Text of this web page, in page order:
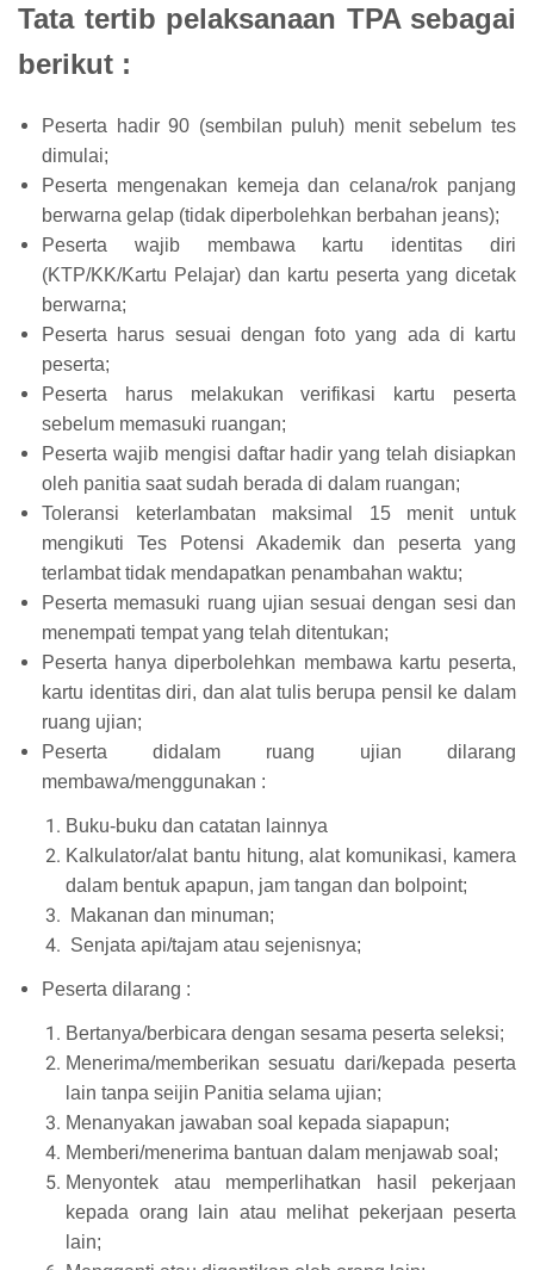
Tata tertib pelaksanaan TPA sebagai
berikut :
Peserta hadir 90 (sembilan puluh) menit sebelum tes
dimulai;
Peserta mengenakan kemeja dan celana/rok panjang
berwarna gelap (tidak diperbolehkan berbahan jeans);
Peserta wajib membawa kartu identitas diri
(KTP/KK/Kartu Pelajar) dan kartu peserta yang dicetak
berwarna;
Peserta harus sesuai dengan foto yang ada di kartu
peserta;
Peserta harus melakukan verifikasi kartu peserta
sebelum memasuki ruangan;
Peserta wajib mengisi daftar hadir yang telah disiapkan
oleh panitia saat sudah berada di dalam ruangan;
Toleransi keterlambatan maksimal 15 menit untuk
mengikuti Tes Potensi Akademik dan peserta yang
terlambat tidak mendapatkan penambahan waktu;
Peserta memasuki ruang ujian sesuai dengan sesi dan
menempati tempat yang telah ditentukan;
Peserta hanya diperbolehkan membawa kartu peserta,
kartu identitas diri, dan alat tulis berupa pensil ke dalam
ruang ujian;
Peserta didalam ruang ujian dilarang
membawa/menggunakan :
Buku-buku dan catatan lainnya
Kalkulator/alat bantu hitung, alat komunikasi, kamera
dalam bentuk apapun, jam tangan dan bolpoint;
Makanan dan minuman;
Senjata api/tajam atau sejenisnya;
Peserta dilarang :
Bertanya/berbicara dengan sesama peserta seleksi;
Menerima/memberikan sesuatu dari/kepada peserta
lain tanpa seijin Panitia selama ujian;
Menanyakan jawaban soal kepada siapapun;
Memberi/menerima bantuan dalam menjawab soal;
Menyontek atau memperlihatkan hasil pekerjaan
kepada orang lain atau melihat pekerjaan peserta
lain;